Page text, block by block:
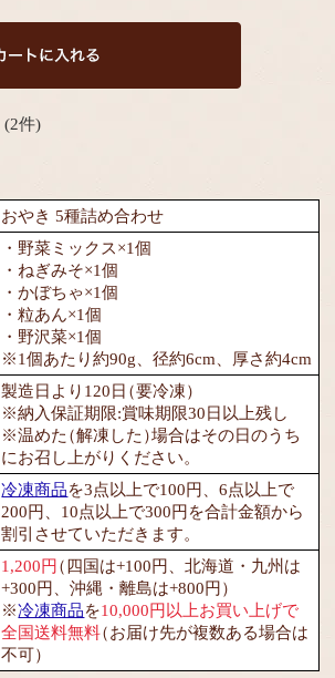
(2件)
おやき 5種詰め合わせ
・野菜ミックス×1個
・ねぎみそ×1個
・かぼちゃ×1個
・粒あん×1個
・野沢菜×1個
※1個あたり約90g、径約6cm、厚さ約4cm
製造日より120日（要冷凍）
※納入保証期限:賞味期限30日以上残し
※温めた（解凍した）場合はその日のうち
にお召し上がりください。
冷凍商品を3点以上で100円、6点以上で
200円、10点以上で300円を合計金額から
割引させていただきます。
1,200円（四国は+100円、北海道・九州は
+300円、沖縄・離島は+800円）
※冷凍商品を10,000円以上お買い上げで
全国送料無料（お届け先が複数ある場合は
不可）